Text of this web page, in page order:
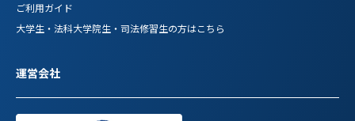
ご利用ガイド
大学生・法科大学院生・司法修習生の方はこちら
運営会社